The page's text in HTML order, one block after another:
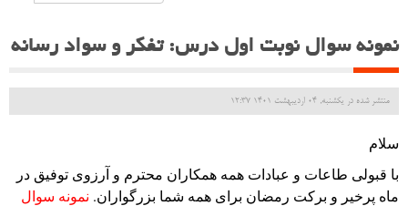
نمونه سوال نوبت اول درس: تفکر و سواد رسانه
منتشر شده در یکشنبه, 04 ارديبهشت 1401 12:37
سلام
با قبولی طاعات و عبادات همه همکاران محترم و آرزوی توفیق در
ماه پرخیر و برکت رمضان برای همه شما بزرگواران. نمونه سوال